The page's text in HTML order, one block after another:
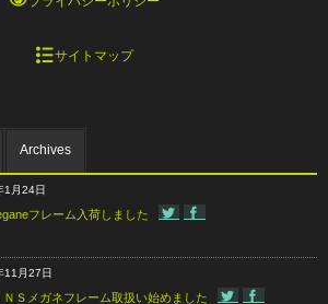
サイトマップ
Archives
1月24日
フレーム入荷しました
11月27日
ＮＳメガネフレーム取扱い始めました